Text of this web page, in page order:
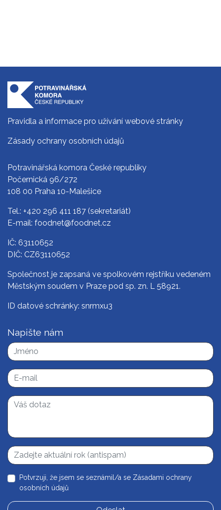
Pravidla a informace pro užívání webové stránky
Zásady ochrany osobních údajů
Potravinářská komora České republiky
Počernická 96/272
108 00 Praha 10-Malešice
Tel.: +420 296 411 187 (sekretariát)
E-mail: foodnet@foodnet.cz
IČ: 63110652
DIČ: CZ63110652
Společnost je zapsaná ve spolkovém rejstříku vedeném
Městským soudem v Praze pod sp. zn. L 58921.
ID datové schránky: snrmxu3
Napište nám
Potvrzuji, že jsem se seznámil/a se Zásadami ochrany
osobních údajů